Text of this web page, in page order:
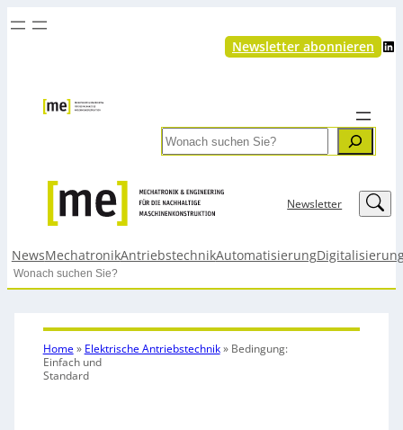
Newsletter abonnieren LinkedIn
Search
Newsletter LinkedIn
NewsMechatronikAntriebstechnikAutomatisierung
Search
Home» Elektrische Antriebstechnik» Bedingung:
Einfach und
Standard